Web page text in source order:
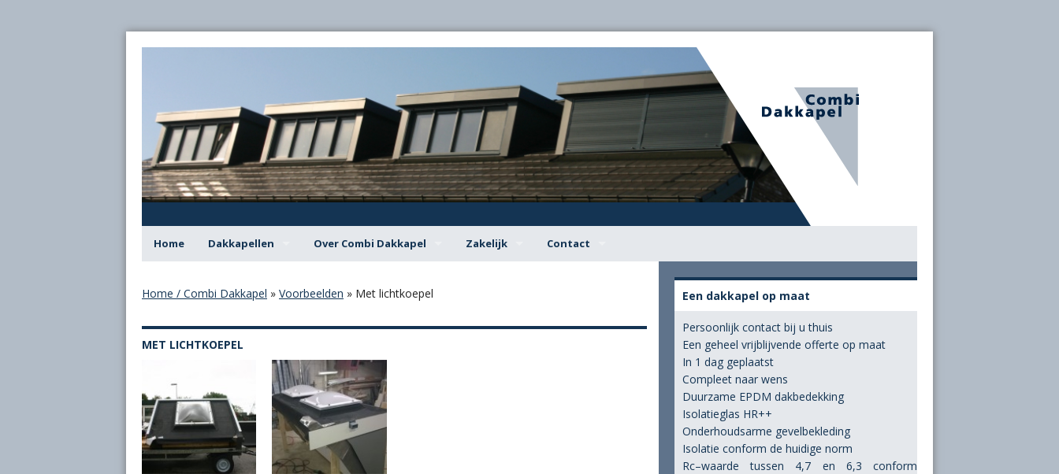
Home Dakkapellen
Dakkapel met verlegde nok
Combinatie verlegde nok / plat dak dakkapel
Dakkapel met verhoogde nok
Maatwerk dakkapel
Over Combi Dakkapel
Combi Dakkapel in de media
Zakelijk Contact
Home / Combi Dakkapel » Voorbeelden » Met lichtkoepel
MET LICHTKOEPEL
Een dakkapel op maat
Persoonlijk contact bij u thuis
Een geheel vrijblijvende offerte op maat
In 1 dag geplaatst
Compleet naar wens
Duurzame EPDM dakbedekking
Isolatieglas HR++
Onderhoudsarme gevelbekleding
Isolatie conform de huidige norm
Rc–waarde tussen 4,7 en 6,3 conform